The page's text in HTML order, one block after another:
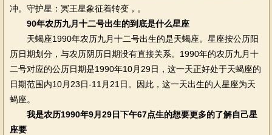
冲。守护星：冥王星象征着转变，。
90年农历九月十二号出生的到底是什么星座
天蝎座1990年农历九月十二号出生的是天蝎座。星座按公历阳
历日期划分，与农历阴历日期没有直接关系。1990年的农历九月十
二号对应的公历日期是1990年10月29日，这一天正好处于天蝎座的
日期范围内10月23日-11月21日。因此，这一天出生的人星座为天
蝎座。
我是农历1990年9月29日下午67点生的想要更多的了解自己星
座要